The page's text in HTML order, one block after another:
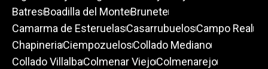
BatresBoadilla del MonteBrunete
Camarma de EsteruelasCasarrubuelosCampo Real
ChapineriaCiempozuelosCollado Mediano
Collado VillalbaColmenar ViejoColmenarejo